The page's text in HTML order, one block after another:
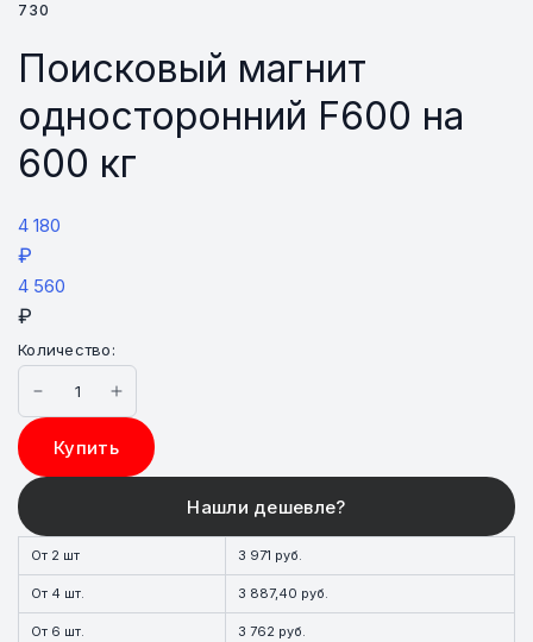
730
Поисковый магнит
односторонний F600 на
600 кг
4 180
₽
4 560
₽
Количество:
Купить
От 2 шт 3 971 руб.
От 4 шт. 3 887,40 руб.
От 6 шт. 3 762 руб.